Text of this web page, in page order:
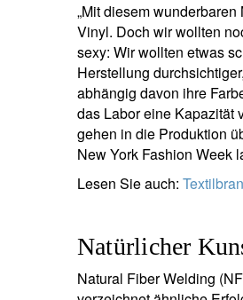
„Mit diesem
Vinyl. Doch wir wollten
sexy: Wir wollten etwas
Herstellung
abhängig davon ihre
das Labor eine Kapazität
gehen in die Produktion
New York Fashion Week
Lesen Sie auch:
Natürlicher
Natural Fiber Welding